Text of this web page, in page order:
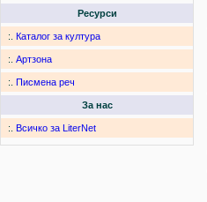
Ресурси
:. Каталог за култура
:. Артзона
:. Писмена реч
За нас
:. Всичко за LiterNet